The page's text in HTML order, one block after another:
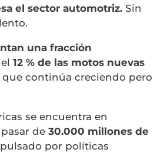
el sector automotriz. Sin
una fracción
12 % de las motos nuevas
que continúa creciendo pero
se encuentra en
pasar de30.000 millones de
por políticas